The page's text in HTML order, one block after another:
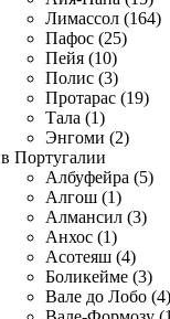
Лимассол (164)
Пафос (25)
Пейя (10)
Полис (3)
Протарас (19)
Тала (1)
Энгоми (2)
в Португалии
Албуфейра (5)
Алгош (1)
Алмансил (3)
Анхос (1)
Асотеяш (4)
Боликейме (3)
Вале до Лобо (4)